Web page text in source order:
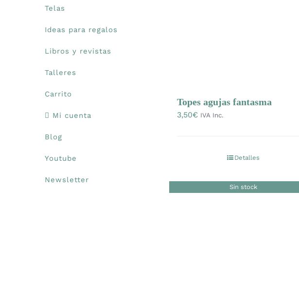
Topes agujas fantasma
3,50€ IVA Inc.
Detalles
Sin stock
Telas
Ideas para regalos
Libros y revistas
Talleres
Carrito
Mi cuenta
Blog
Youtube
Newsletter